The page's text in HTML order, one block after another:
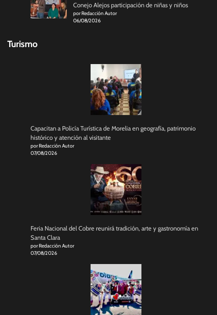
Conejo Alejos participación de niñas y niños
por Redacción Autor
06/08/2026
Turismo
Capacitan a Policía Turística de Morelia en geografía, patrimonio
histórico y atención al visitante
por Redacción Autor
07/08/2026
Feria Nacional del Cobre reunirá tradición, arte y gastronomía en
Santa Clara
por Redacción Autor
07/08/2026